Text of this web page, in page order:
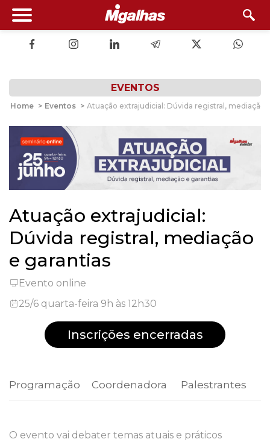
EVENTOS
Home > Eventos > Atuação extrajudicial: Dúvida registral, mediação
Atuação extrajudicial:
Dúvida registral, mediação
e garantias
Evento online
25/6 quarta-feira 9h às 12h30
Inscrições encerradas
Programação Coordenadora Palestrantes
O evento vai debater temas atuais e práticos